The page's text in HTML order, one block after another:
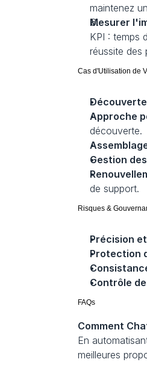
maintenez
Mesurer
KPI : temps
réussite des
Cas d'Utilisation de
Approche
découverte.
Gestion
de support.
Risques &
Précision
Protection
Contrôle
FAQs
Comment
En
meilleures